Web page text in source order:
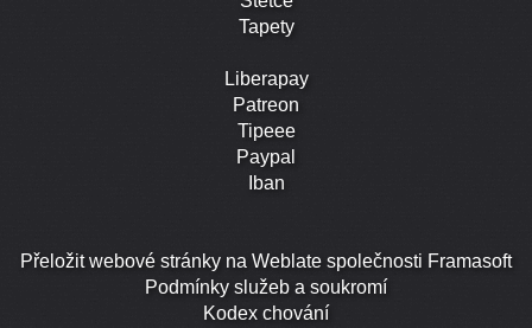
Tapety
Liberapay
Patreon
Tipeee
Paypal
Iban
Přeložit webové stránky na Weblate společnosti Framasoft
Podmínky služeb a soukromí
Kodex chování